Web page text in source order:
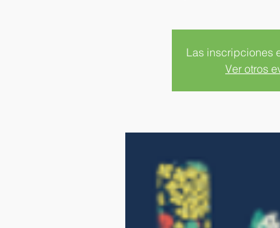
Las inscripciones
Ver otros